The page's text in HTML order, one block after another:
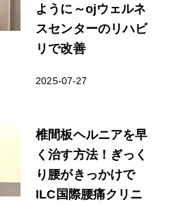
ように～ojウェルネ
スセンターのリハビ
リで改善
2025-07-27
椎間板ヘルニアを早
く治す方法！ぎっく
り腰がきっかけで
ILC国際腰痛クリニ